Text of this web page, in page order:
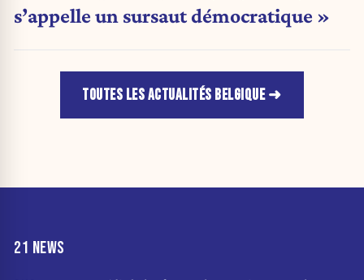
s’appelle un sursaut démocratique »
TOUTES LES ACTUALITÉS BELGIQUE
21 NEWS